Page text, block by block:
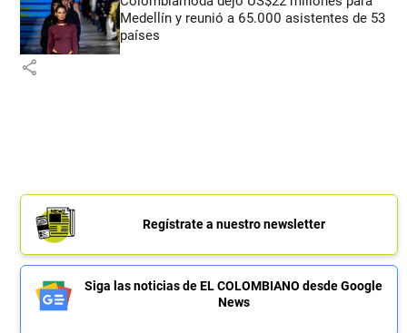
Medellín y reunió a 65.000 asistentes de 53
países
share
Regístrate a nuestro newsletter
Siga las noticias de EL COLOMBIANO desde Google
News